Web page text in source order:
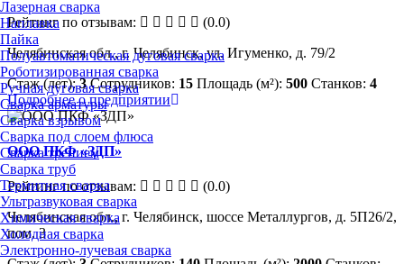
Лазерная сварка
Наплавка
Пайка
Полуавтоматическая дуговая сварка
Роботизированная сварка
Ручная дуговая сварка
Сварка арматуры
Сварка взрывом
Сварка под слоем флюса
Сварка трением
Сварка труб
Термитная сварка
Ультразвуковая сварка
Химическая сварка
Холодная сварка
Электронно-лучевая сварка
Рейтинг по отзывам:
(0.0)
Челябинская обл., г. Челябинск, ул. Игуменко, д. 79/2
Стаж (лет):3 Сотрудников: 15 Площадь (м²): 500 Станков: 4
Подробнее о предприятии
ООО ПКФ «ЗДП»
Рейтинг по отзывам:
(0.0)
Челябинская обл., г. Челябинск, шоссе Металлургов, д. 5П26/2,
пом. 3